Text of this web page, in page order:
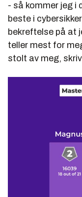
- så kommer jeg i
beste i
bekreftelse på at
teller mest for
stolt av meg,